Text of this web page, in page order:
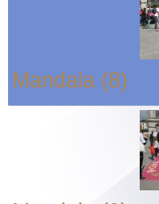
Mandala (8)